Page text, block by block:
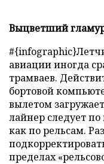
Выцветший
авиации иногда
трамваев.
бортовой
вылетом
лайнер следует
как по рельсам.
пределах